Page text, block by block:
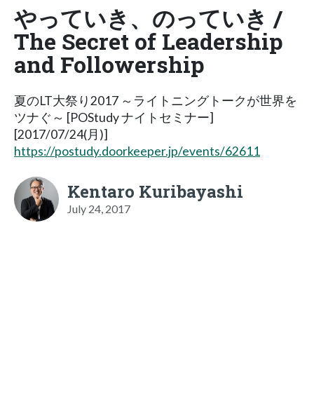
やっていき、のっていき /
The Secret of Leadership
and Followership
夏のLT大祭り2017 ～ライトニングトークが世界を
ツナぐ～ [POStudy ナイトセミナー]
[2017/07/24(月)]
https://postudy.doorkeeper.jp/events/62611
Kentaro Kuribayashi
July 24, 2017